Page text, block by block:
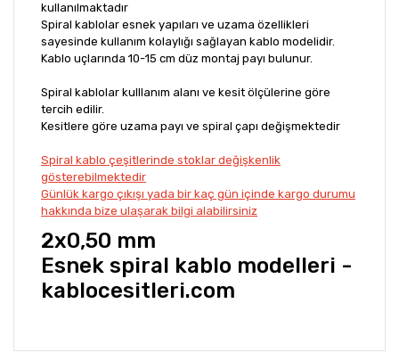
kullanılmaktadır
Spiral kablolar esnek yapıları ve uzama özellikleri
sayesinde kullanım kolaylığı sağlayan kablo modelidir.
Kablo uçlarında 10-15 cm düz montaj payı bulunur.
Spiral kablolar kulllanım alanı ve kesit ölçülerine göre
tercih edilir.
Kesitlere göre uzama payı ve spiral çapı değişmektedir
Spiral kablo çeşitlerinde stoklar değişkenlik
gösterebilmektedir
Günlük kargo çıkışı yada bir kaç gün içinde kargo durumu
hakkında bize ulaşarak bilgi alabilirsiniz
2x0,50 mm
Esnek spiral kablo modelleri -
kablocesitleri.com
Bu ürünün fiyat bilgisi, resim, ürün açıklamalarında ve